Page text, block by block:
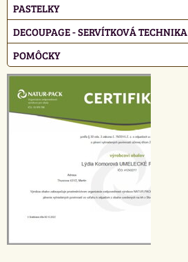
PASTELKY
DECOUPAGE - SERVÍTKOVÁ TECHNIKA
POMÔCKY